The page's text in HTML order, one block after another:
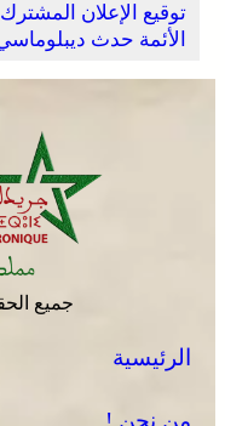
الصحراء المغربية ..
برقية تعزية ومواساة من
توقيع الإعلان
الأئمة حدث
جميع
الرئيسية